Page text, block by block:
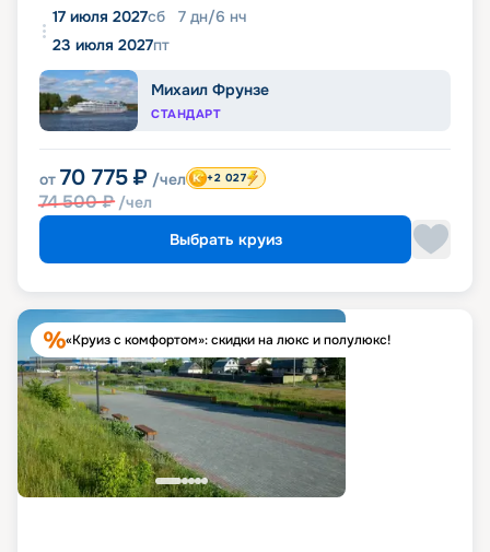
17 июля 2027сб 7 дн/6 нч
23 июля 2027пт
Михаил Фрунзе
СТАНДАРТ
от 70 775 ₽ /чел
74 500₽ /чел
+2 027
Выбрать круиз
«Круиз с комфортом»: скидки на люкс и полулюкс!